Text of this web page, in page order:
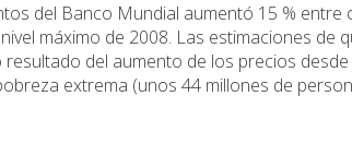
del Banco Mundial aumentó 15 %
máximo de 2008. Las estimaciones de
del aumento de los precios
extrema (unos 44 millones de